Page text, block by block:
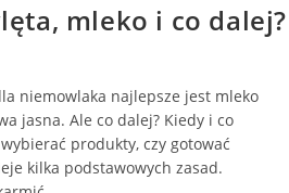
mleko i co dalej?
niemowlaka najlepsze jest mleko
jasna. Ale co dalej? Kiedy i co
wybierać produkty, czy gotować
kilka podstawowych zasad.